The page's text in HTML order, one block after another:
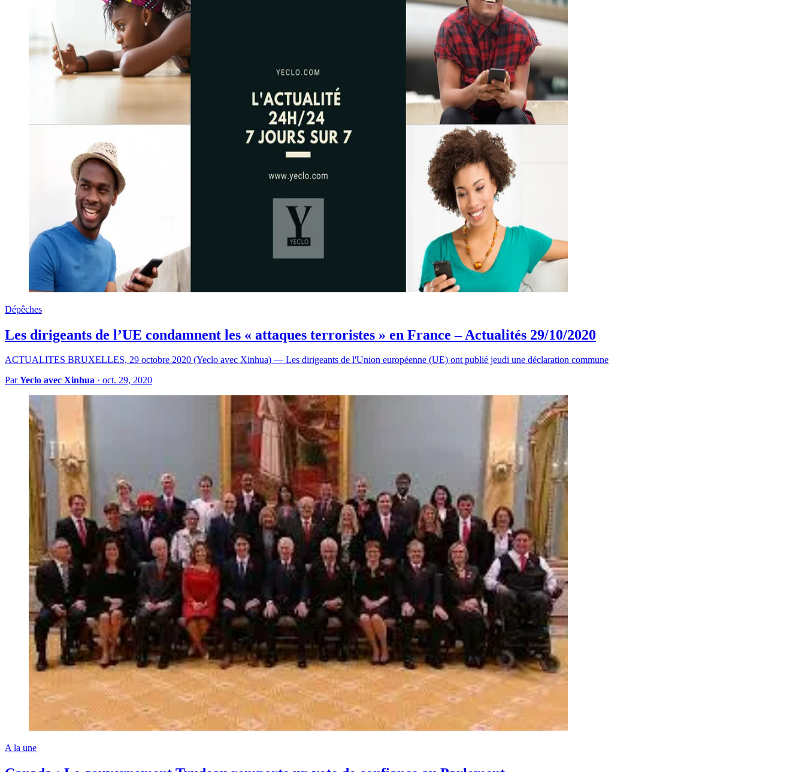
Dépêches
Les dirigeants de l’UE condamnent les « attaques terroristes » en France – Actualités 29/10/2020
ACTUALITES BRUXELLES, 29 octobre 2020 (Yeclo avec Xinhua) — Les dirigeants de l'Union européenne (UE) ont publié jeudi une déclaration commune
ParYeclo avec Xinhua · oct. 29, 2020
A la une